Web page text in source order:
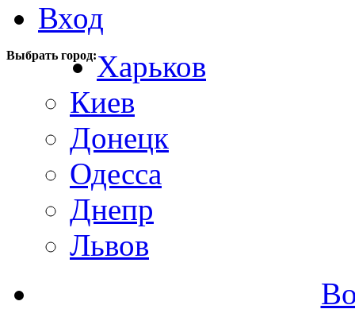
Вход
Выбрать город:Харьков
Киев
Донецк
Одесса
Днепр
Львов